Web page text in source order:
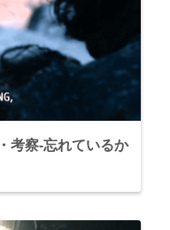
考察-忘れているか